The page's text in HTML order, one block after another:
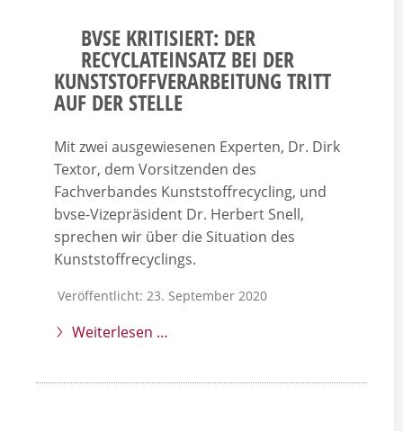
BVSE KRITISIERT: DER
RECYCLATEINSATZ BEI DER
KUNSTSTOFFVERARBEITUNG TRITT
AUF DER STELLE
Mit zwei ausgewiesenen Experten, Dr. Dirk
Textor, dem Vorsitzenden des
Fachverbandes Kunststoffrecycling, und
bvse-Vizepräsident Dr. Herbert Snell,
sprechen wir über die Situation des
Kunststoffrecyclings.
Veröffentlicht: 23. September 2020
Weiterlesen …